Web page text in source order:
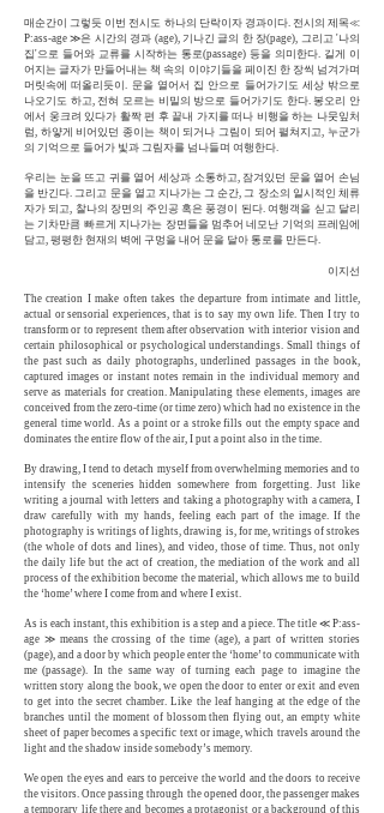
매순간이 그렇듯 이번 전시도 하나의 단락이자 경과이다. 전시의 제목≪
P:ass-age ≫은 시간의 경과 (age), 기나긴 글의 한 장(page), 그리고 '나의
집'으로 들어와 교류를 시작하는 통로(passage) 등을 의미한다. 길게 이
어지는 글자가 만들어내는 책 속의 이야기들을 페이진 한 장씩 넘겨가며
머릿속에 떠올리듯이. 문을 열어서 집 안으로 들어가기도 세상 밖으로
나오기도 하고, 전혀 모르는 비밀의 방으로 들어가기도 한다. 봉오리 안
에서 웅크려 있다가 활짝 편 후 끝내 가지를 떠나 비행을 하는 나뭇잎처
럼, 하얗게 비어있던 종이는 책이 되거나 그림이 되어 펼쳐지고, 누군가
의 기억으로 들어가 빛과 그림자를 넘나들며 여행한다.
우리는 눈을 뜨고 귀를 열어 세상과 소통하고, 잠겨있던 문을 열어 손님
을 반긴다. 그리고 문을 열고 지나가는 그 순간, 그 장소의 일시적인 체류
자가 되고, 찰나의 장면의 주인공 혹은 풍경이 된다. 여행객을 싣고 달리
는 기차만큼 빠르게 지나가는 장면들을 멈추어 네모난 기억의 프레임에
담고, 평평한 현재의 벽에 구멍을 내어 문을 달아 통로를 만든다.
이지선
The creation I make often takes the departure from intimate and little,
actual or sensorial experiences, that is to say my own life. Then I try to
transform or to represent them after observation with interior vision and
certain philosophical or psychological understandings. Small things of
the past such as daily photographs, underlined passages in the book,
captured images or instant notes remain in the individual memory and
serve as materials for creation. Manipulating these elements, images are
conceived from the zero-time (or time zero) which had no existence in the
general time world. As a point or a stroke fills out the empty space and
dominates the entire flow of the air, I put a point also in the time.
By drawing, I tend to detach myself from overwhelming memories and to
intensify the sceneries hidden somewhere from forgetting. Just like
writing a journal with letters and taking a photography with a camera, I
draw carefully with my hands, feeling each part of the image. If the
photography is writings of lights, drawing is, for me, writings of strokes
(the whole of dots and lines), and video, those of time. Thus, not only
the daily life but the act of creation, the mediation of the work and all
process of the exhibition become the material, which allows me to build
the ‘home’ where I come from and where I exist.
As is each instant, this exhibition is a step and a piece. The title ≪ P:ass-
age ≫ means the crossing of the time (age), a part of written stories
(page), and a door by which people enter the ‘home’ to communicate with
me (passage). In the same way of turning each page to imagine the
written story along the book, we open the door to enter or exit and even
to get into the secret chamber. Like the leaf hanging at the edge of the
branches until the moment of blossom then flying out, an empty white
sheet of paper becomes a specific text or image, which travels around the
light and the shadow inside somebody’s memory.
We open the eyes and ears to perceive the world and the doors to receive
the visitors. Once passing through the opened door, the passenger makes
a temporary life there and becomes a protagonist or a background of this